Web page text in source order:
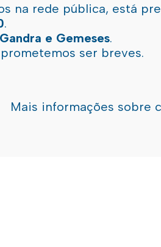
na rede pública, está
.
e Gemeses.
ser breves.
Mais informações sobre